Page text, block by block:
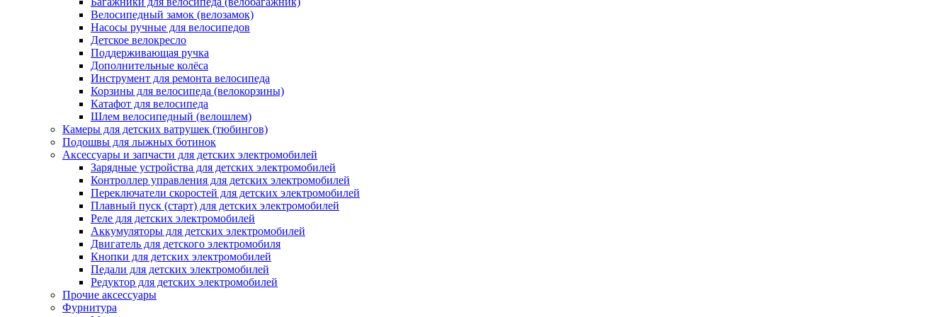
Велосипедный замок (велозамок)
Насосы ручные для велосипедов
Детское велокресло
Поддерживающая ручка
Дополнительные колёса
Инструмент для ремонта велосипеда
Корзины для велосипеда (велокорзины)
Катафот для велосипеда
Шлем велосипедный (велошлем)
Камеры для детских ватрушек (тюбингов)
Подошвы для лыжных ботинок
Аксессуары и запчасти для детских электромобилей
Зарядные устройства для детских электромобилей
Контроллер управления для детских электромобилей
Переключатели скоростей для детских электромобилей
Плавный пуск (старт) для детских электромобилей
Реле для детских электромобилей
Аккумуляторы для детских электромобилей
Двигатель для детского электромобиля
Кнопки для детских электромобилей
Педали для детских электромобилей
Редуктор для детских электромобилей
Прочие аксессуары
Фурнитура